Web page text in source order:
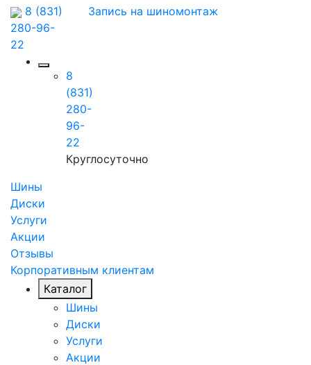
8 (831)
280-96-
22
8
(831)
280-
96-
22
Круглосуточно
Запись на шиномонтаж
Шины
Диски
Услуги
Акции
Отзывы
Корпоративным клиентам
Каталог
Шины
Диски
Услуги
Акции